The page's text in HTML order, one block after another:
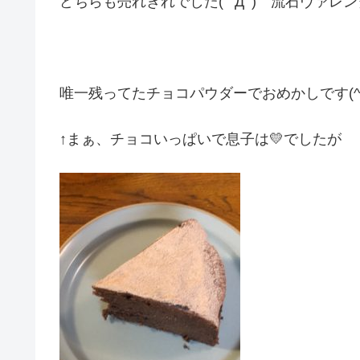
唯一残ってたチョコパウダーでおめかしです
↑まぁ、チョコいっぱいで息子は💛でしたが